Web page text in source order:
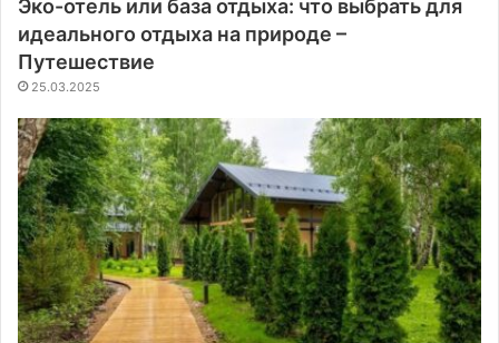
Эко-отель или база отдыха: что выбрать для
идеального отдыха на природе –
Путешествие
25.03.2025